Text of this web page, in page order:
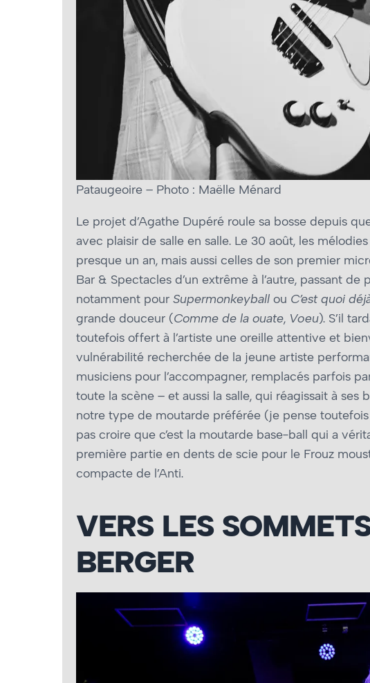
Pataugeoire – Photo : Maëlle Ménard
Le projet d’Agathe Dupéré roule sa bosse depuis
avec plaisir de salle en salle. Le 30 août, les
presque un an, mais aussi celles de son premier
Bar & Spectacles d’un extrême à l’autre, passant de
notamment pour Supermonkeyball ou C’est quoi
grande douceur (Comme de la ouate, Vœu). S’il
toutefois offert à l’artiste une oreille attentive et
vulnérabilité recherchée de la jeune artiste
musiciens pour l’accompagner, remplacés parfois
toute la scène – et aussi la salle, qui réagissait à
notre type de moutarde préférée (je pense
pas croire que c’est la moutarde base-ball qui a
première partie en dents de scie pour le Frouz
compacte de l’Anti.
VERS LES
BERGER